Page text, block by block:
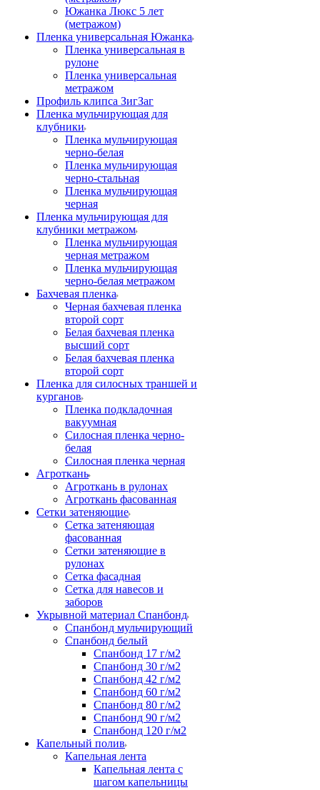
Южанка Люкс 5 лет
(метражом)
Пленка универсальная Южанка
Пленка универсальная в
рулоне
Пленка универсальная
метражом
Профиль клипса ЗигЗаг
Пленка мульчирующая для
клубники
Пленка мульчирующая
черно-белая
Пленка мульчирующая
черно-стальная
Пленка мульчирующая
черная
Пленка мульчирующая для
клубники метражом
Пленка мульчирующая
черная метражом
Пленка мульчирующая
черно-белая метражом
Бахчевая пленка
Черная бахчевая пленка
второй сорт
Белая бахчевая пленка
высший сорт
Белая бахчевая пленка
второй сорт
Пленка для силосных траншей и
курганов
Пленка подкладочная
вакуумная
Силосная пленка черно-
белая
Силосная пленка черная
Агроткань
Агроткань в рулонах
Агроткань фасованная
Сетки затеняющие
Сетка затеняющая
фасованная
Сетки затеняющие в
рулонах
Сетка фасадная
Сетка для навесов и
заборов
Укрывной материал Спанбонд
Спанбонд мульчирующий
Спанбонд белый
Спанбонд 17 г/м2
Спанбонд 30 г/м2
Спанбонд 42 г/м2
Спанбонд 60 г/м2
Спанбонд 80 г/м2
Спанбонд 90 г/м2
Спанбонд 120 г/м2
Капельный полив
Капельная лента
Капельная лента с
шагом капельницы